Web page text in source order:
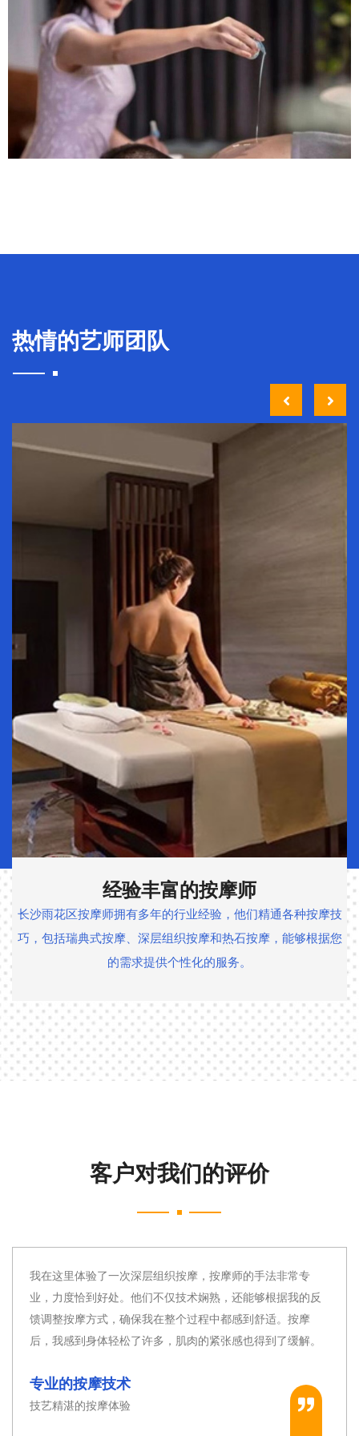
热情的艺师团队
细致周到的服务
我们的技师以细致周到的服务著称，他们注重顾客的舒适度和
满意度，始终确保提供最贴心和专业的服务。
长沙雨花区这家会所的桑拿设施非常先进，与传统的芬兰桑
拿相比，这里的红外线桑拿给我留下了深刻的印象。温度控
制精准，让我能够根据自己的喜好调整。桑拿后，我感到全
桑拿设施先进